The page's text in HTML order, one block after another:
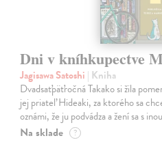
Dni v kníhkupectve
Jagisawa Satoshi | Kniha
Dvadsaťpäťročná Takako si žila
jej priateľ Hideaki, za ktorého sa
oznámi, že ju podvádza a žení sa s
Na sklade ?